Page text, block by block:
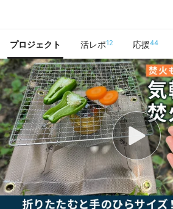
プロジェクト 活レポ12 応援44